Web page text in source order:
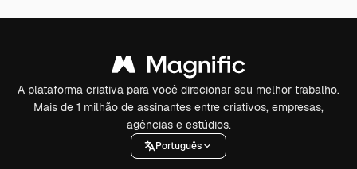
A plataforma criativa para você direcionar seu melhor trabalho.
Mais de 1 milhão de assinantes entre criativos, empresas,
agências e estúdios.
Português